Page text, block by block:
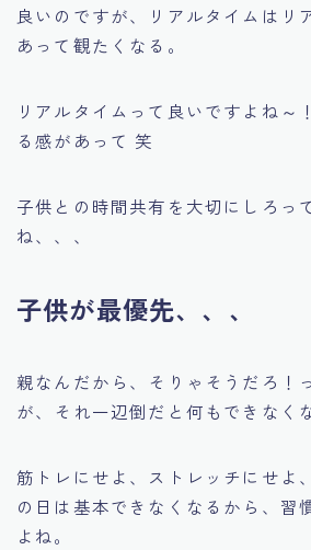
良いのですが、リアルタイムはリ
あって観たくなる。
リアルタイムって良いですよね～
る感があって 笑
子供との時間共有を大切にしろっ
ね、、、
子供が最優先、、、
親なんだから、そりゃそうだろ！
が、それ一辺倒だと何もできなく
筋トレにせよ、ストレッチにせよ
の日は基本できなくなるから、習
よね。